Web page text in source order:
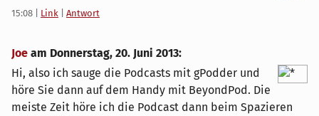
15:08 Link Antwort
Joe am Donnerstag, 20. Juni 2013:
Hi, also ich sauge die Podcasts mit gPodder und
höre Sie dann auf dem Handy mit BeyondPod. Die
meiste Zeit höre ich die Podcast dann beim Spazieren